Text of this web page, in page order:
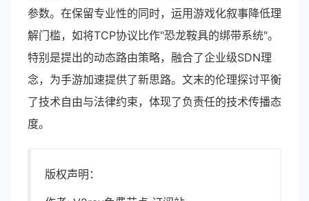
参数。在保留专业性的同时，运用游戏化叙事降低理
解门槛，如将TCP协议比作"恐龙鞍具的绑带系统"。
特别是提出的动态路由策略，融合了企业级SDN理
念，为手游加速提供了新思路。文末的伦理探讨平衡
了技术自由与法律约束，体现了负责任的技术传播态
度。
版权声明：